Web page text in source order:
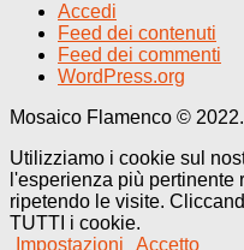
Accedi
Feed dei contenuti
Feed dei commenti
WordPress.org
Mosaico Flamenco ©
Utilizziamo i cookie sul
l'esperienza più pertinente
ripetendo le visite.
TUTTI i cookie.
Impostazioni
Accetto